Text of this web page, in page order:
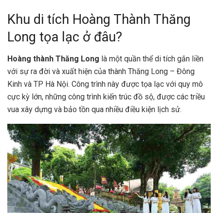
Khu di tích Hoàng Thành Thăng
Long tọa lạc ở đâu?
Hoàng thành Thăng Long là một quần thể di tích gắn liền
với sự ra đời và xuất hiện của thành Thăng Long – Đông
Kinh và TP Hà Nội. Công trình này được tọa lạc với quy mô
cực kỳ lớn, những công trình kiến trúc đồ sộ, được các triều
vua xây dựng và bảo tồn qua nhiều điều kiện lịch sử.